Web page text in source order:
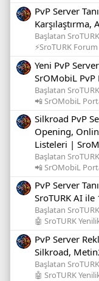
PvP Server
Karşılaştırma,
Başlatan SroTURK
⚡SroTURK Forum
Yeni PvP
SrOMobiL PvP
Başlatan SroTURK
📲 SrOMobiL
Silkroad PvP
Opening,
Listeleri |
Başlatan SroTURK
📲 SrOMobiL
PvP Server
SroTURK AI
Başlatan SroTURK
🤖 SroTURK
PvP Server
Silkroad,
Başlatan SroTURK
🤖 SroTURK